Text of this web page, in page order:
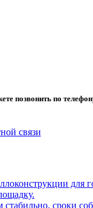
позвонить по
связи
сроки